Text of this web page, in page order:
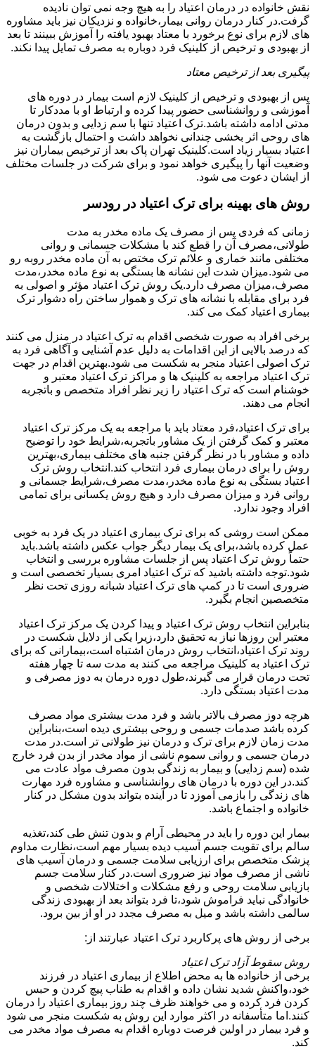
نقش خانواده در درمان اعتیاد را به هیچ وجه نمی توان نادیده
گرفت.در کنار درمان روانی بیمار،خانواده و نزدیکان نیز باید مشاوره
های لازم برای نوع برخورد با معتاد بهبود یافته را آموزش ببینند تا بعد
از بهبودی و ترخیص از کلینیک فرد دوباره به مصرف تمایل پیدا نکند.
پیگیری بعد از ترخیص معتاد
پس از بهبودی و ترخیص از کلینیک لازم است بیمار در دوره های
آموزشی و روانشناسی حضور پیدا کرده و ارتباط او با مددکار تا
مدتی ادامه داشته باشد.ترک اعتیاد تنها با سم زدایی و بدون درمان
های روحی اثر بخشی چندانی نخواهد داشت و احتمال بازگشت به
اعتیاد بسیار زیاد است.کلینیک تهران پاک بعد از ترخیص بیماران نیز
وضعیت آنها را پیگیری خواهد نمود و برای شرکت در جلسات مختلف
از ایشان دعوت می شود.
روش های بهینه برای ترک اعتیاد در رودسر
زمانی که فردی پس از مصرف یک ماده مخدر به مدت
طولانی،مصرف آن را قطع کند با مشکلات جسمانی و روانی
مختلفی مانند خماری و علائم ترک مختص به آن ماده مخدر روبه رو
می شود.میزان شدت این نشانه ها بستگی به نوع ماده مخدر،مدت
مصرف،میزان مصرف دارد.یک روش ترک اعتیاد مؤثر و اصولی به
فرد برای مقابله با نشانه های ترک و هموار ساختن راه دشوار ترک
بیماری اعتیاد کمک می کند.
برخی افراد به صورت شخصی اقدام به ترک اعتیاد در منزل می کنند
که درصد بالایی از این اقدامات به دلیل عدم آشنایی و آگاهی فرد به
ترک اصولی اعتیاد منجر به شکست می شود.بهترین اقدام در جهت
ترک اعتیاد مراجعه به کلینیک ها و مراکز ترک اعتیاد معتبر و
خوشنام است که ترک اعتیاد را زیر نظر افراد متخصص و باتجربه
انجام می دهند.
برای ترک اعتیاد،فرد معتاد باید با مراجعه به یک مرکز ترک اعتیاد
معتبر و کمک گرفتن از یک مشاور باتجربه،شرایط خود را توضیح
داده و مشاور با در نظر گرفتن جنبه های مختلف بیماری،بهترین
روش را برای درمان بیماری فرد انتخاب کند.انتخاب روش ترک
اعتیاد بستگی به نوع ماده مخدر،مدت مصرف،شرایط جسمانی و
روانی فرد و میزان مصرف دارد و هیچ روش یکسانی برای تمامی
افراد وجود ندارد.
ممکن است روشی که برای ترک بیماری اعتیاد در یک فرد به خوبی
عمل کرده باشد،برای یک بیمار دیگر جواب عکس داشته باشد.باید
حتماً روش ترک اعتیاد پس از جلسات مشاوره بررسی و انتخاب
شود.توجه داشته باشید که ترک اعتیاد امری بسیار تخصصی است و
ضروری است تا در کمپ های ترک اعتیاد شبانه روزی تحت نظر
متخصصین انجام بگیرد.
بنابراین انتخاب روش ترک اعتیاد و پیدا کردن یک مرکز ترک اعتیاد
معتبر این روزها نیاز به تحقیق دارد،زیرا یکی از دلایل شکست در
روند ترک اعتیاد،انتخاب روش درمان اشتباه است،بیمارانی که برای
ترک اعتیاد به کلینیک مراجعه می کنند به مدت سه تا چهار هفته
تحت درمان قرار می گیرند،طول دوره درمان به دوز مصرفی و
مدت اعتیاد بستگی دارد.
هرچه دوز مصرف بالاتر باشد و فرد مدت بیشتری مواد مصرف
کرده باشد صدمات جسمی و روحی بیشتری دیده است،بنابراین
مدت زمان لازم برای ترک و درمان نیز طولانی تر است.در مدت
درمان جسمی و روانی سموم ناشی از مواد مخدر از بدن فرد خارج
شده (سم زدایی) و بیمار به زندگی بدون مصرف مواد عادت می
کند.در این دوره با درمان های روانشناسی و مشاوره فرد مهارت
های زندگی را بازمی آموزد تا در آینده بتواند بدون مشکل در کنار
خانواده و اجتماع باشد.
بیمار این دوره را باید در محیطی آرام و بدون تنش طی کند،تغذیه
سالم برای تقویت جسم آسیب دیده بسیار مهم است،نظارت مداوم
پزشک متخصص برای ارزیابی سلامت جسمی و درمان آسیب های
ناشی از مصرف مواد نیز ضروری است.در کنار سلامت جسم
بازیابی سلامت روحی و رفع مشکلات و اختلالات شخصی و
خانوادگی نباید فراموش شود،تا فرد بتواند بعد از بهبودی زندگی
سالمی داشته باشد و میل به مصرف مجدد در او از بین برود.
برخی از روش های پرکاربرد ترک اعتیاد عبارتند از:
روش سقوط آزاد ترک اعتیاد
برخی از خانواده ها به محض اطلاع از بیماری اعتیاد در فرزند
خود،واکنش شدید نشان داده و اقدام به طناب پیچ کردن و حبس
کردن فرد کرده و می خواهند ظرف چند روز بیماری اعتیاد را درمان
کنند.اما متأسفانه در اکثر موارد این روش به شکست منجر می شود
و فرد بیمار در اولین فرصت دوباره اقدام به مصرف مواد مخدر می
کند.